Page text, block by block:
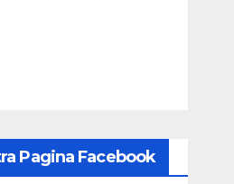
Pagina Facebook